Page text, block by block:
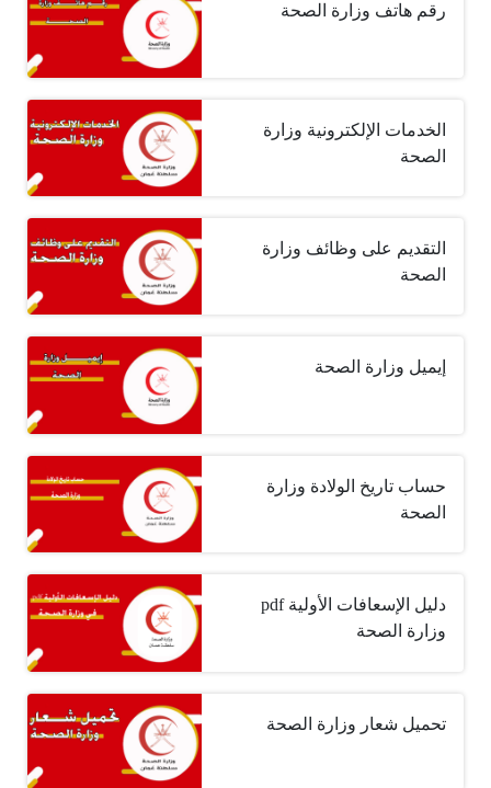
رقم هاتف وزارة الصحة
الخدمات الإلكترونية وزارة
الصحة
التقديم على وظائف وزارة
الصحة
إيميل وزارة الصحة
حساب تاريخ الولادة وزارة
الصحة
دليل الإسعافات الأولية pdf
وزارة الصحة
تحميل شعار وزارة الصحة‏